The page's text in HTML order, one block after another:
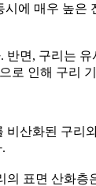
에 매우 높
면, 구리는
인해 구리
산화된 구
표면 산화